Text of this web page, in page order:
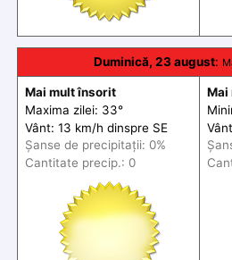
Duminică, 23 august:
Mai mult însorit
Maxima zilei: 33°
Vânt: 13 km/h dinspre SE
Șanse de precipitații: 0%
Cantitate precip.: 0
Mai